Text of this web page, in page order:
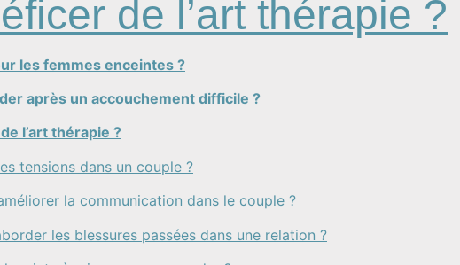
de l’art thérapie ?
les femmes enceintes ?
après un accouchement difficile ?
l’art thérapie ?
tensions dans un couple ?
la communication dans le couple ?
les blessures passées dans une relation ?